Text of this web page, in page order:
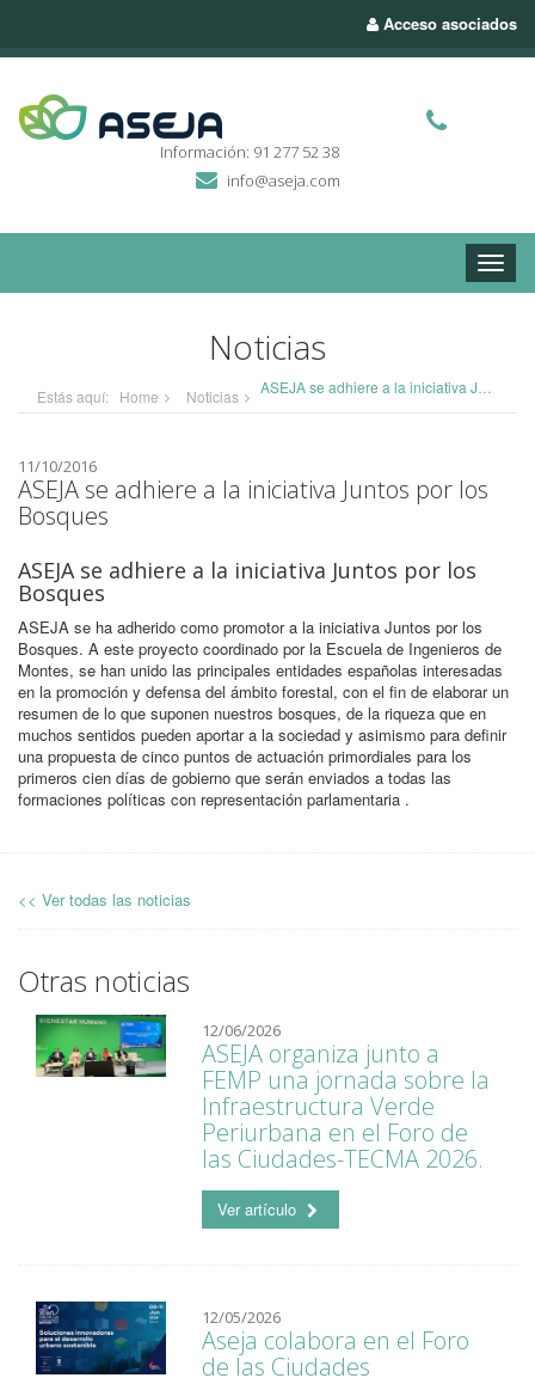
Acceso asociados
Información: 91 277 52 38
info@aseja.com
Toggle
Noticias
Estás aquí: Home Noticias ASEJA se adhiere a la iniciativa Juntos por los Bosques
11/10/2016
ASEJA se adhiere a la iniciativa Juntos por los
Bosques
ASEJA se adhiere a la iniciativa Juntos por los
Bosques
ASEJA se ha adherido como promotor a la iniciativa Juntos por los
Bosques. A este proyecto coordinado por la Escuela de Ingenieros de
Montes, se han unido las principales entidades españolas interesadas
en la promoción y defensa del ámbito forestal, con el fin de elaborar un
resumen de lo que suponen nuestros bosques, de la riqueza que en
muchos sentidos pueden aportar a la sociedad y asimismo para definir
una propuesta de cinco puntos de actuación primordiales para los
primeros cien días de gobierno que serán enviados a todas las
formaciones políticas con representación parlamentaria .
<< Ver todas las noticias
Otras noticias
12/06/2026
ASEJA organiza junto a
FEMP una jornada sobre la
Infraestructura Verde
Periurbana en el Foro de
las Ciudades-TECMA 2026.
Ver artículo
12/05/2026
Aseja colabora en el Foro
de las Ciudades